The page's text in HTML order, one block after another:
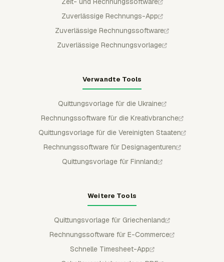
Zuverlässige Rechnungs-App
Zuverlässige Rechnungssoftware
Zuverlässige Rechnungsvorlage
Verwandte Tools
Quittungsvorlage für die Ukraine
Rechnungssoftware für die Kreativbranche
Quittungsvorlage für die Vereinigten Staaten
Rechnungssoftware für Designagenturen
Quittungsvorlage für Finnland
Weitere Tools
Quittungsvorlage für Griechenland
Rechnungssoftware für E-Commerce
Schnelle Timesheet-App